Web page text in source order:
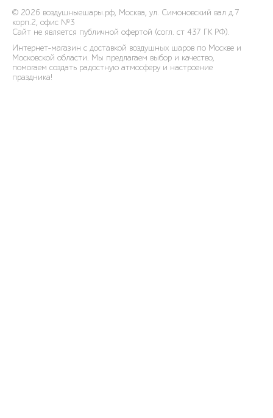
© 2026 воздушныешары.рф, Москва, ул. Симоновский вал д.7
корп.2, офис №3
Сайт не является публичной офертой (согл. ст 437 ГК РФ).
Интернет-магазин с доставкой воздушных шаров по Москве и
Московской области. Мы предлагаем выбор и качество,
помогаем создать радостную атмосферу и настроение
праздника!